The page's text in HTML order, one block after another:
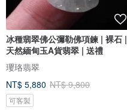
冰種翡翠佛公彌勒佛項鍊 | 裸石 |
天然緬甸玉A貨翡翠 | 送禮
瓔珞翡翠
NT$ 5,880 NT$ 9,800
可客製